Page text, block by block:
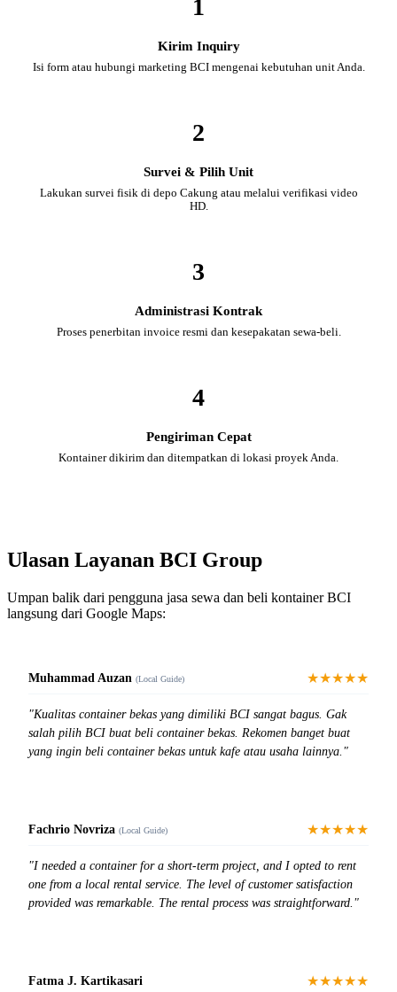
1
Kirim Inquiry
Isi form atau hubungi marketing BCI mengenai kebutuhan unit Anda.
2
Survei & Pilih Unit
Lakukan survei fisik di depo Cakung atau melalui verifikasi video
HD.
3
Administrasi Kontrak
Proses penerbitan invoice resmi dan kesepakatan sewa-beli.
4
Pengiriman Cepat
Kontainer dikirim dan ditempatkan di lokasi proyek Anda.
Ulasan Layanan BCI Group
Umpan balik dari pengguna jasa sewa dan beli kontainer BCI
langsung dari Google Maps:
Muhammad Auzan (Local Guide) ★★★★★
"Kualitas container bekas yang dimiliki BCI sangat bagus. Gak
salah pilih BCI buat beli container bekas. Rekomen banget buat
yang ingin beli container bekas untuk kafe atau usaha lainnya."
Fachrio Novriza (Local Guide) ★★★★★
"I needed a container for a short-term project, and I opted to rent
one from a local rental service. The level of customer satisfaction
provided was remarkable. The rental process was straightforward."
Fatma J. Kartikasari ★★★★★